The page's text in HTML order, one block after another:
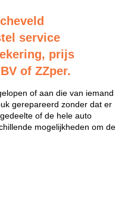
service
prijs
of ZZper.
of aan die van iemand
gerepareerd zonder dat er
of de hele auto
mogelijkheden om de